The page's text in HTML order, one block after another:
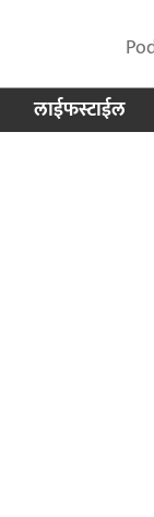
लाईफस्टाईल